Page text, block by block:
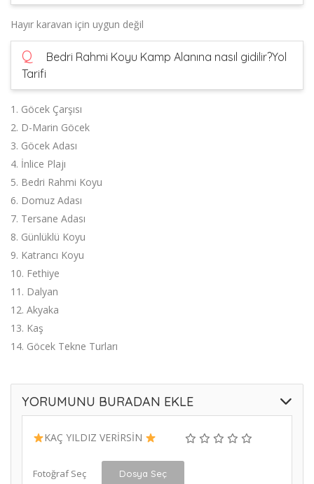
Hayır karavan için uygun değil
Q
Bedri Rahmi Koyu Kamp Alanına nasıl gidilir?Yol
Tarifi
1. Göcek Çarşısı
2. D-Marin Göcek
3. Göcek Adası
4. İnlice Plajı
5. Bedri Rahmi Koyu
6. Domuz Adası
7. Tersane Adası
8. Günlüklü Koyu
9. Katrancı Koyu
10. Fethiye
11. Dalyan
12. Akyaka
13. Kaş
14. Göcek Tekne Turları
YORUMUNU BURADAN EKLE
KAÇ YILDIZ VERİRSİN
Fotoğraf Seç Dosya Seç